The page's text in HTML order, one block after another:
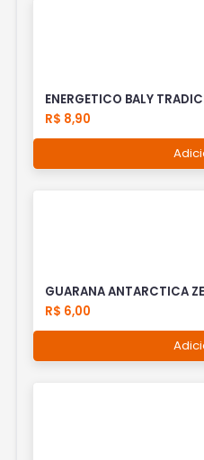
ENERGETICO BALY
R$ 8,90
GUARANA ANTARCTICA
R$ 6,00